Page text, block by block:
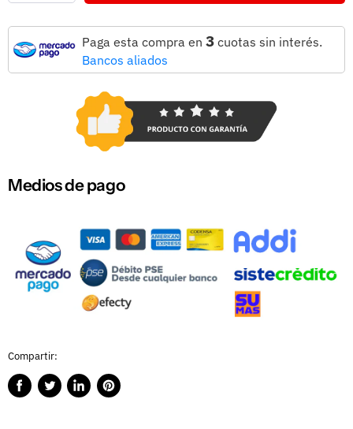
Paga esta compra en 3 cuotas sin interés.
Bancos aliados
Medios de pago
Compartir:
CompartirPublicarCompartirGuardar